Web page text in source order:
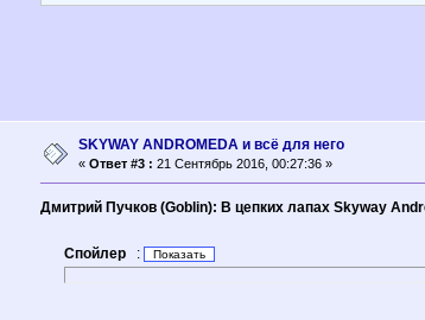
SKYWAY ANDROMEDA и всё для него
«Ответ #3 : 21 Сентябрь 2016, 00:27:36 »
Дмитрий Пучков (Goblin): В цепких лапах Skyway
Спойлер :